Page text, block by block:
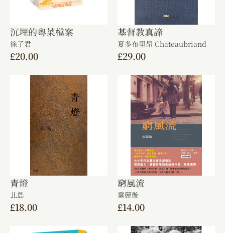
沉埋的粵菜檔案
徐子君
£20.00
基督教真諦
夏多布里昂 Chateaubriand
£29.00
青燈
北島
£18.00
窮風流
雷競璇
£14.00